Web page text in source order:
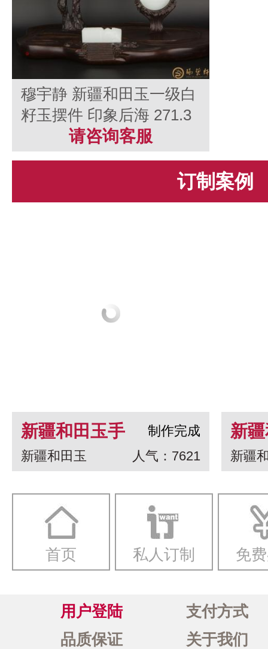
穆宇静 新疆和田玉一级白
籽玉摆件 印象后海 271.3
请咨询客服
订制案例
新疆和田玉手
串 龙生九子
制作完成
新疆和田玉
人气：7621
新
白
一
新疆
首页 私人订制 免
用户登陆
支付方式
品质保证
关于我们